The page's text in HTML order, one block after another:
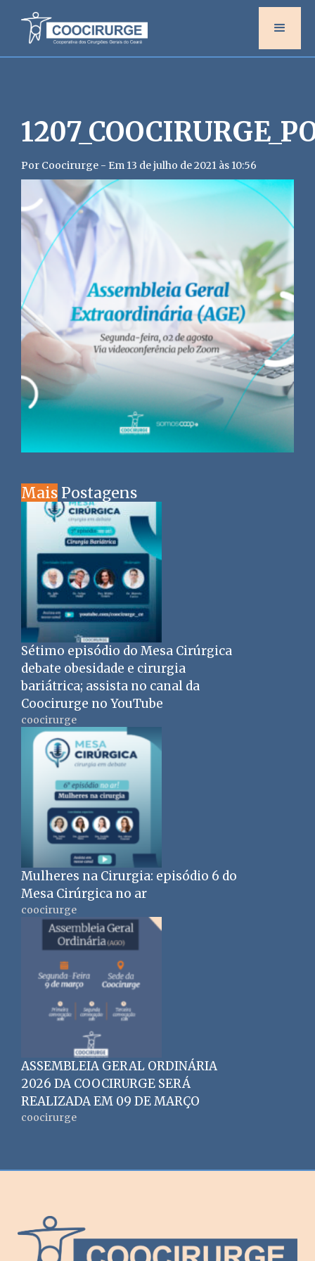
Por Coocirurge - Em 13 de julho de 2021 às 10:56
Mais Postagens
Sétimo episódio do Mesa Cirúrgica
debate obesidade e cirurgia
bariátrica; assista no canal da
Coocirurge no YouTube
coocirurge
Mulheres na Cirurgia: episódio 6 do
Mesa Cirúrgica no ar
coocirurge
ASSEMBLEIA GERAL ORDINÁRIA
2026 DA COOCIRURGE SERÁ
REALIZADA EM 09 DE MARÇO
coocirurge